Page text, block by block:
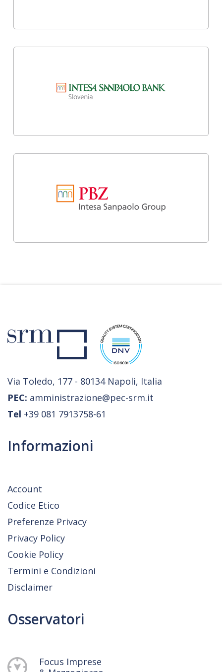
Via Toledo, 177 - 80134 Napoli, Italia
PEC: amministrazione@pec-srm.it
Tel +39 081 7913758-61
Informazioni
Account
Codice Etico
Preferenze Privacy
Privacy Policy
Cookie Policy
Termini e Condizioni
Disclaimer
Osservatori
Focus Imprese